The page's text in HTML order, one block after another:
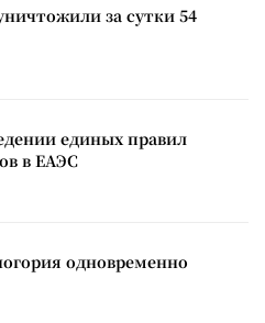
за сутки 54
единых правил
в ЕАЭС
одновременно